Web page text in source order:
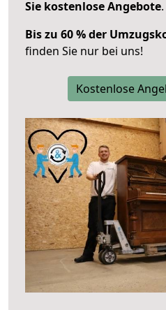
Sie kostenlose Angebote.
Bis zu 60 % der
finden Sie nur bei uns!
Kostenlose